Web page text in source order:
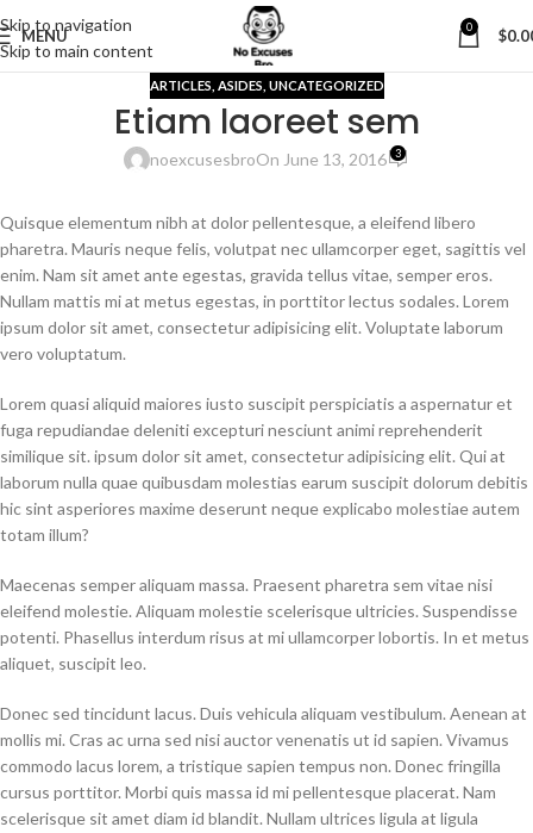
Skip to navigation
Skip to main content
MENU 0 $
ARTICLES ASIDES UNCATEGORIZED
Etiam laoreet sem
noexcusesbroOn June 13, 2016 3
Quisque elementum nibh at dolor pellentesque, a eleifend libero
pharetra. Mauris neque felis, volutpat nec ullamcorper eget, sagittis vel
enim. Nam sit amet ante egestas, gravida tellus vitae, semper eros.
Nullam mattis mi at metus egestas, in porttitor lectus sodales. Lorem
ipsum dolor sit amet, consectetur adipisicing elit. Voluptate laborum
vero voluptatum.
Lorem quasi aliquid maiores iusto suscipit perspiciatis a aspernatur et
fuga repudiandae deleniti excepturi nesciunt animi reprehenderit
similique sit. ipsum dolor sit amet, consectetur adipisicing elit. Qui at
laborum nulla quae quibusdam molestias earum suscipit dolorum debitis
hic sint asperiores maxime deserunt neque explicabo molestiae autem
totam illum?
Maecenas semper aliquam massa. Praesent pharetra sem vitae nisi
eleifend molestie. Aliquam molestie scelerisque ultricies. Suspendisse
potenti. Phasellus interdum risus at mi ullamcorper lobortis. In et metus
aliquet, suscipit leo.
Donec sed tincidunt lacus. Duis vehicula aliquam vestibulum. Aenean at
mollis mi. Cras ac urna sed nisi auctor venenatis ut id sapien. Vivamus
commodo lacus lorem, a tristique sapien tempus non. Donec fringilla
cursus porttitor. Morbi quis massa id mi pellentesque placerat. Nam
scelerisque sit amet diam id blandit. Nullam ultrices ligula at ligula